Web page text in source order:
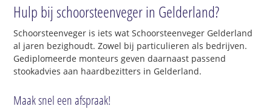
Hulp bij schoorsteenveger in Gelderland?
Schoorsteenveger is iets wat Schoorsteenveger Gelderland
al jaren bezighoudt. Zowel bij particulieren als bedrijven.
Gediplomeerde monteurs geven daarnaast passend
stookadvies aan haardbezitters in Gelderland.
Maak snel een afspraak!